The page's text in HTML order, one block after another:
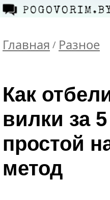
Главная / Разное
Как
вилки за
простой
метод